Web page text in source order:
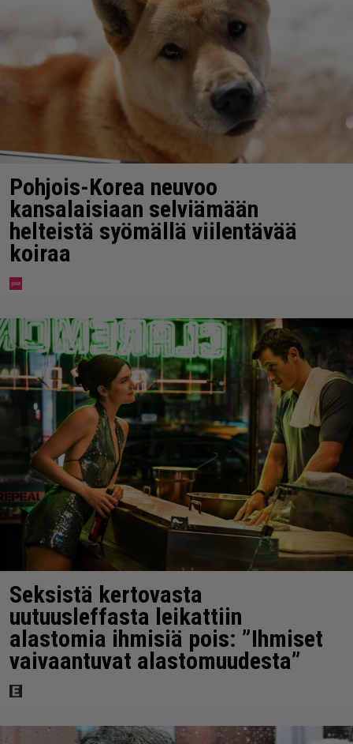
Pohjois-Korea neuvoo
kansalaisiaan selviämään
helteistä syömällä viilentävää
koiraa
Seksistä kertovasta
uutuusleffasta leikattiin
alastomia ihmisiä pois: ”Ihmiset
vaivaantuvat alastomuudesta”